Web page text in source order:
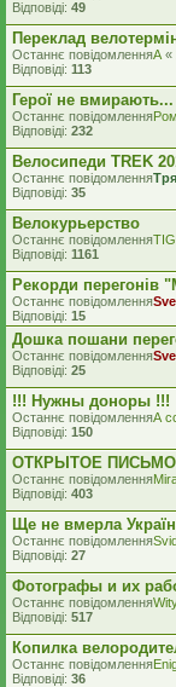
Відповіді: 49
Переклад
Останнє повідомленняA «
Відповіді: 113
Герої не
Останнє повідомлення
Відповіді: 232
Велосипеди TREK
Останнє повідомлення
Відповіді: 35
Велокурьерство
Останнє повідомлення
Відповіді: 1161
Рекорди перегонів
Останнє повідомлення
Відповіді: 15
Дошка пошани
Останнє повідомлення
Відповіді: 25
!!! Нужны доноры !!!
Останнє повідомленняА
Відповіді: 150
ОТКРЫТОЕ
Останнє повідомлення
Відповіді: 403
Ще не вмерла
Останнє повідомлення
Відповіді: 27
Фотографы и их
Останнє повідомлення
Відповіді: 517
Копилка
Останнє повідомлення
Відповіді: 36